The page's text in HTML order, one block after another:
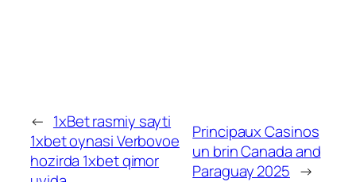
← 1xBet rasmiy sayti
1xbet oynasi Verbovoe
hozirda 1xbet qimor
Principaux Casinos
un brin Canada and
Paraguay 2025 →